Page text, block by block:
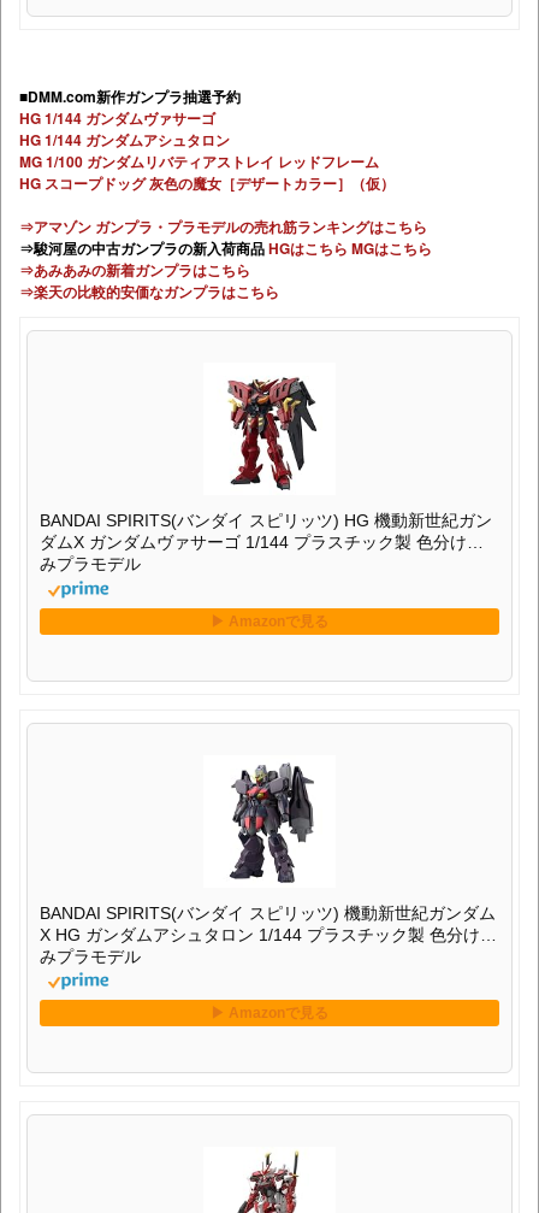
■DMM.com新作ガンプラ抽選予約
HG 1/144 ガンダムヴァサーゴ
HG 1/144 ガンダムアシュタロン
MG 1/100 ガンダムリバティアストレイ レッドフレーム
HG スコープドッグ 灰色の魔女［デザートカラー］（仮）
⇒アマゾン ガンプラ・プラモデルの売れ筋ランキングはこちら
⇒駿河屋の中古ガンプラの新入荷商品HGはこちら MGはこちら
⇒あみあみの新着ガンプラはこちら
⇒楽天の比較的安価なガンプラはこちら
BANDAI SPIRITS(バンダイ スピリッツ) HG 機動新世紀ガン
ダムX ガンダムヴァサーゴ 1/144 プラスチック製 色分け済
みプラモデル
BANDAI SPIRITS(バンダイ スピリッツ) 機動新世紀ガンダム
X HG ガンダムアシュタロン 1/144 プラスチック製 色分け済
みプラモデル